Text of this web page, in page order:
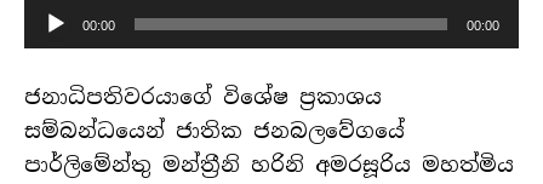
හඬ
පට
ධාවකය
00:00 00:00
ජනාධිපතිවරයාගේ විශේෂ ප්‍රකාශය
සම්බන්ධයෙන් ජාතික ජනබලවේගයේ
පාර්ලිමේන්තු මන්ත්‍රීනි හරිනි අමරසූරිය මහත්මිය